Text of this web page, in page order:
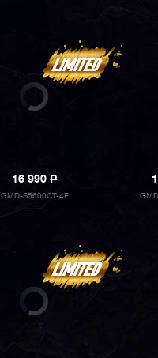
16 990P
GMD-S5600CT-4E